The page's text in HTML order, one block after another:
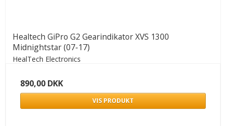
Healtech GiPro G2 Gearindikator XVS 1300
Midnightstar (07-17)
HealTech Electronics
890,00 DKK
VIS PRODUKT